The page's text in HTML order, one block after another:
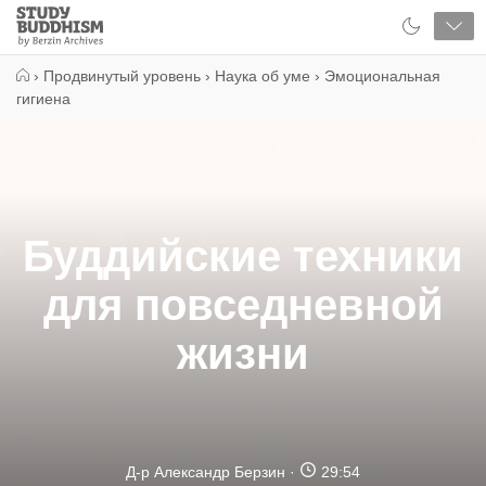
Close
Study
Buddhism
› Продвинутый уровень › Наука об уме › Эмоциональная
гигиена
Буддийские техники
для повседневной
жизни
Д-р Александр Берзин 29:54